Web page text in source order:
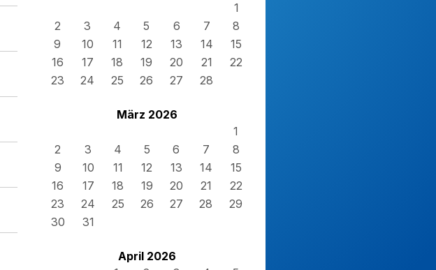
1
2
3 4 5 6 7
8
9
10 11 12 13 14
15
16
17 18 19 20 21
22
23
24 25 26 27 28
März 2026
1
2
3 4 5 6 7
8
9
10 11 12 13 14
15
16
17 18 19 20 21
22
23
24 25 26 27 28
29
30
31
April 2026